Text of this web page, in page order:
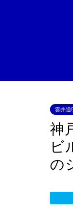
雲井通
神
ビ
の